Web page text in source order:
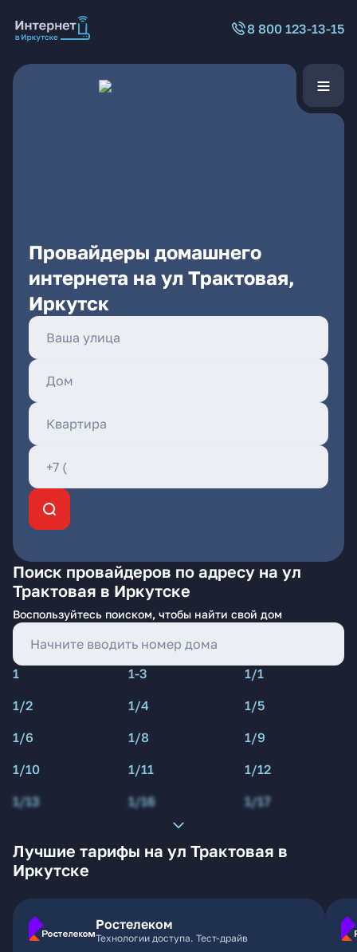
8 800 123-13-15
Провайдеры домашнего
интернета на ул Трактовая,
Иркутск
Поиск провайдеров по адресу на ул
Трактовая в Иркутске
Воспользуйтесь поиском, чтобы найти свой дом
1 1-3
1/1
1/2
1/4
1/5
1/6
1/8
1/9
1/10
1/11
1/12
1/13
1/16 1/17
Лучшие тарифы на ул Трактовая в
Иркутске
Ростелеком
Технологии доступа. Тест-драйв